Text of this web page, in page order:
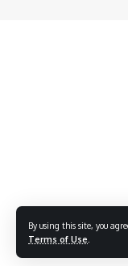
By using this site, you
Terms of Use